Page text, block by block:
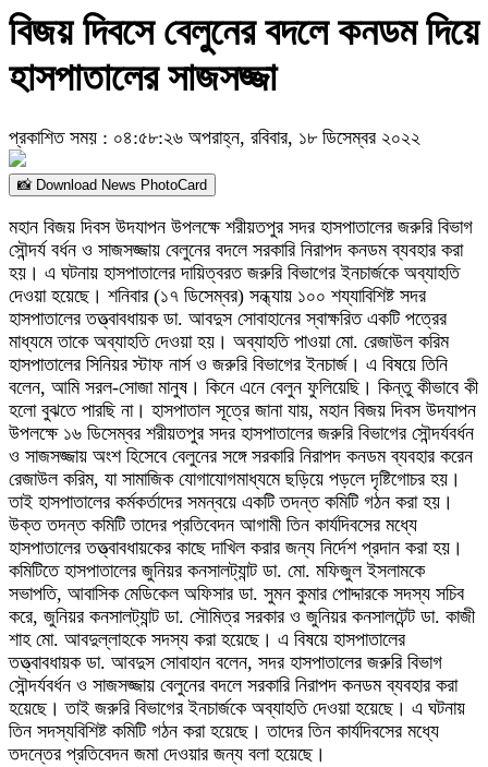
বিজয় দিবসে বেলুনের বদলে কনডম দিয়ে
হাসপাতালের সাজসজ্জা
প্রকাশিত সময় : ০৪:৫৮:২৬ অপরাহ্ন, রবিবার, ১৮ ডিসেম্বর ২০২২
📸 Download News PhotoCard
মহান বিজয় দিবস উদযাপন উপলক্ষে শরীয়তপুর সদর হাসপাতালের জরুরি বিভাগ
সৌন্দর্য বর্ধন ও সাজসজ্জায় বেলুনের বদলে সরকারি নিরাপদ কনডম ব্যবহার করা
হয়। এ ঘটনায় হাসপাতালের দায়িত্বরত জরুরি বিভাগের ইনচার্জকে অব্যাহতি
দেওয়া হয়েছে। শনিবার (১৭ ডিসেম্বর) সন্ধ্যায় ১০০ শয্যাবিশিষ্ট সদর
হাসপাতালের তত্ত্বাবধায়ক ডা. আবদুস সোবাহানের স্বাক্ষরিত একটি পত্রের
মাধ্যমে তাকে অব্যাহতি দেওয়া হয়। অব্যাহতি পাওয়া মো. রেজাউল করিম
হাসপাতালের সিনিয়র স্টাফ নার্স ও জরুরি বিভাগের ইনচার্জ। এ বিষয়ে তিনি
বলেন, আমি সরল-সোজা মানুষ। কিনে এনে বেলুন ফুলিয়েছি। কিন্তু কীভাবে কী
হলো বুঝতে পারছি না। হাসপাতাল সূত্রে জানা যায়, মহান বিজয় দিবস উদযাপন
উপলক্ষে ১৬ ডিসেম্বর শরীয়তপুর সদর হাসপাতালের জরুরি বিভাগের সৌন্দর্যবর্ধন
ও সাজসজ্জায় অংশ হিসেবে বেলুনের সঙ্গে সরকারি নিরাপদ কনডম ব্যবহার করেন
রেজাউল করিম, যা সামাজিক যোগাযোগমাধ্যমে ছড়িয়ে পড়লে দৃষ্টিগোচর হয়।
তাই হাসপাতালের কর্মকর্তাদের সমন্বয়ে একটি তদন্ত কমিটি গঠন করা হয়।
উক্ত তদন্ত কমিটি তাদের প্রতিবেদন আগামী তিন কার্যদিবসের মধ্যে
হাসপাতালের তত্ত্বাবধায়কের কাছে দাখিল করার জন্য নির্দেশ প্রদান করা হয়।
কমিটিতে হাসপাতালের জুনিয়র কনসালট্যান্ট ডা. মো. মফিজুল ইসলামকে
সভাপতি, আবাসিক মেডিকেল অফিসার ডা. সুমন কুমার পোদ্দারকে সদস্য সচিব
করে, জুনিয়র কনসালট্যান্ট ডা. সৌমিত্র সরকার ও জুনিয়র কনসালটেন্ট ডা. কাজী
শাহ মো. আবদুল্লাহকে সদস্য করা হয়েছে। এ বিষয়ে হাসপাতালের
তত্ত্বাবধায়ক ডা. আবদুস সোবাহান বলেন, সদর হাসপাতালের জরুরি বিভাগ
সৌন্দর্যবর্ধন ও সাজসজ্জায় বেলুনের বদলে সরকারি নিরাপদ কনডম ব্যবহার করা
হয়েছে। তাই জরুরি বিভাগের ইনচার্জকে অব্যাহতি দেওয়া হয়েছে। এ ঘটনায়
তিন সদস্যবিশিষ্ট কমিটি গঠন করা হয়েছে। তাদের তিন কার্যদিবসের মধ্যে
তদন্তের প্রতিবেদন জমা দেওয়ার জন্য বলা হয়েছে।